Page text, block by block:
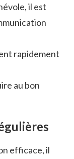
il est
rapidement
au bon
efficace, il